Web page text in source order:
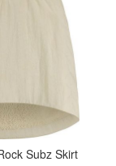
Subz Skirt